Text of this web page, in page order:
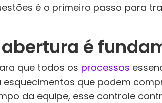
é o primeiro passo para
é
que todos os processos
que podem
da equipe, esse controle